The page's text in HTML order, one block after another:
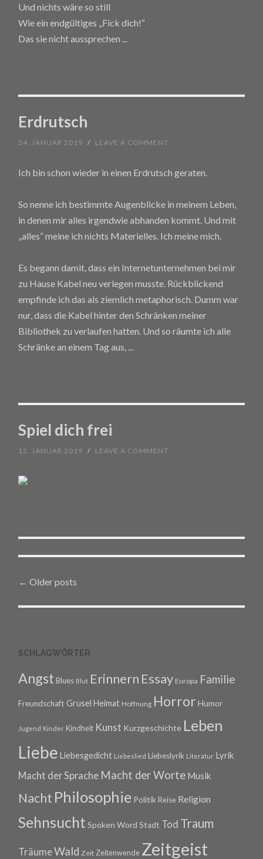
Und nichts wäre so still
Wie ein endgültiges „Fick dich!“
Das sie nicht aussprechen ...
Erdrutsch
24. JANUAR 2019 / LEAVE A COMMENT
Ich bin schon wieder in einen Erdrutsch geraten.
So nenne ich bestimmte Augenblicke in meinem Leben,
in denen mir alles irgendwie abhanden kommt. Und mit
„alles“ meine ich nichts Materielles. Ich meine mich.
Es begann damit, dass ein Internetunternehmen bei mir
zu Hause Kabel neu verlegen musste. Rückblickend
empfinde ich das als ziemlich metaphorisch. Dumm war
nur, dass die Kabel hinter den Schränken meiner
Bibliothek zu verlaufen hatten. Und so räumte ich alle
Schränke an einem Tag aus, ...
Spiel dich frei
12. JANUAR 2019 / LEAVE A COMMENT
Posts navigation
← Older posts
SCHLAGWÖRTER
Angst Blues Blut Erinnern Essay Europa Familie
Freundschaft Grusel Heimat Hoffnung Horror Humor
Jugend Kinder Kindheit Kunst Kurzgeschichte Leben
Liebe Liebesgedicht Liebeslied Liebeslyrik Literatur Lyrik
Macht der Sprache Macht der Worte Musik
Nacht Philosophie Politik Reise Religion
Sehnsucht Spoken Word Stadt Tod Traum
TräumeWald Zeit Zeitenwende Zeitgeist